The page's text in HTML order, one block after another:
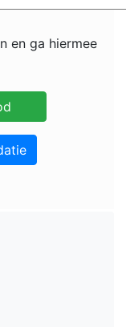
en ga hiermee